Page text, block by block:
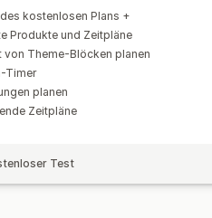
kostenlosen Plans +
Produkte und Zeitpläne
von Theme-Blöcken planen
Timer
planen
Zeitpläne
Test